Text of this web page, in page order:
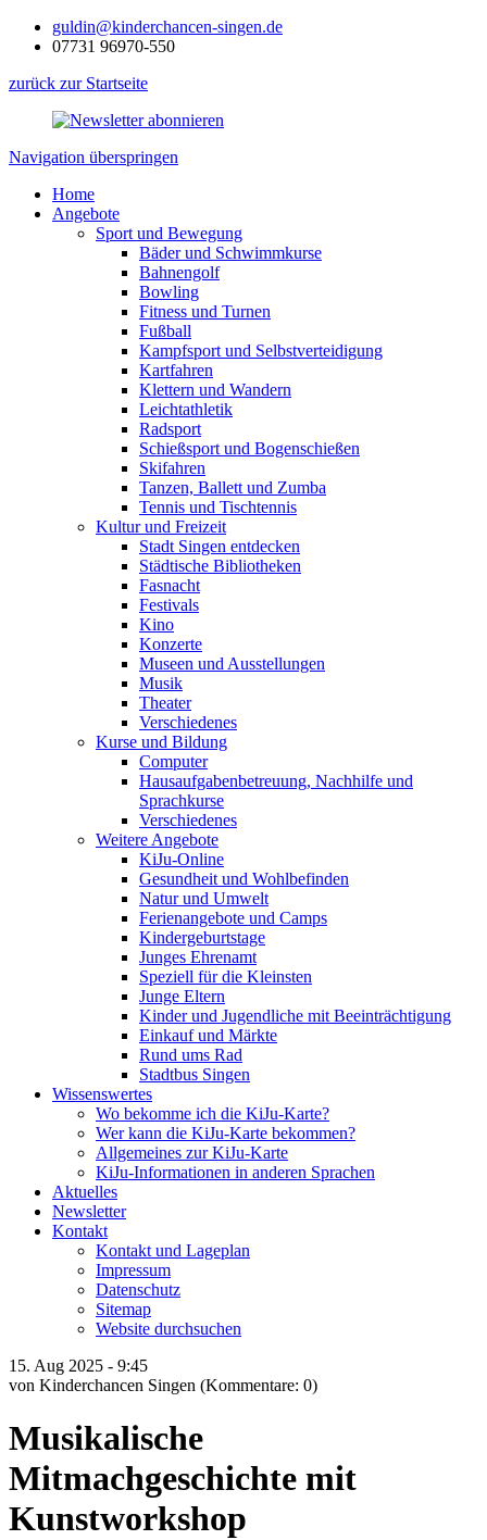
guldin@kinderchancen-singen.de
07731 96970-550
zurück zur Startseite
Navigation überspringen
Home
Angebote
Sport und Bewegung
Bäder und Schwimmkurse
Bahnengolf
Bowling
Fitness und Turnen
Fußball
Kampfsport und Selbstverteidigung
Kartfahren
Klettern und Wandern
Leichtathletik
Radsport
Schießsport und Bogenschießen
Skifahren
Tanzen, Ballett und Zumba
Tennis und Tischtennis
Kultur und Freizeit
Stadt Singen entdecken
Städtische Bibliotheken
Fasnacht
Festivals
Kino
Konzerte
Museen und Ausstellungen
Musik
Theater
Verschiedenes
Kurse und Bildung
Computer
Hausaufgabenbetreuung, Nachhilfe und
Sprachkurse
Verschiedenes
Weitere Angebote
KiJu-Online
Gesundheit und Wohlbefinden
Natur und Umwelt
Ferienangebote und Camps
Kindergeburtstage
Junges Ehrenamt
Speziell für die Kleinsten
Junge Eltern
Kinder und Jugendliche mit Beeinträchtigung
Einkauf und Märkte
Rund ums Rad
Stadtbus Singen
Wissenswertes
Wo bekomme ich die KiJu-Karte?
Wer kann die KiJu-Karte bekommen?
Allgemeines zur KiJu-Karte
KiJu-Informationen in anderen Sprachen
Aktuelles
Newsletter
Kontakt
Kontakt und Lageplan
Impressum
Datenschutz
Sitemap
Website durchsuchen
15. Aug 2025 - 9:45
von Kinderchancen Singen (Kommentare: 0)
Musikalische
Mitmachgeschichte mit
Kunstworkshop